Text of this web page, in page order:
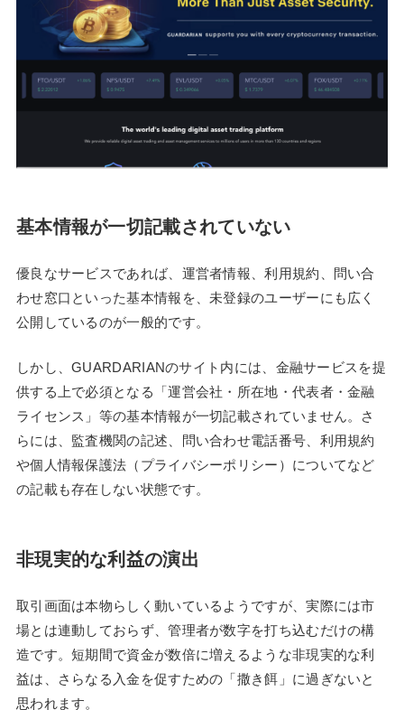
基本情報が一切記載されていない
優良なサービスであれば、運営者情報、利用規約、問い合
わせ窓口といった基本情報を、未登録のユーザーにも広く
公開しているのが一般的です。
しかし、GUARDARIANのサイト内には、金融サービスを提
供する上で必須となる「運営会社・所在地・代表者・金融
ライセンス」等の基本情報が一切記載されていません。さ
らには、監査機関の記述、問い合わせ電話番号、利用規約
や個人情報保護法（プライバシーポリシー）についてなど
の記載も存在しない状態です。
非現実的な利益の演出
取引画面は本物らしく動いているようですが、実際には市
場とは連動しておらず、管理者が数字を打ち込むだけの構
造です。短期間で資金が数倍に増えるような非現実的な利
益は、さらなる入金を促すための「撒き餌」に過ぎないと
思われます。